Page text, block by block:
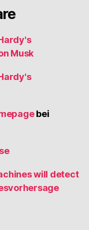
Musk
bei
will detect